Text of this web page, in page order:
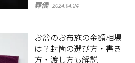
葬儀 2024.04.24
お盆のお布施の金額相場
は？封筒の選び方・書き
方・渡し方も解説